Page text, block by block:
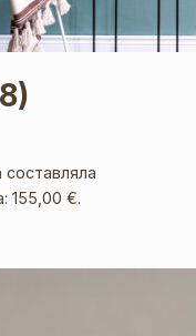
155,00 €.